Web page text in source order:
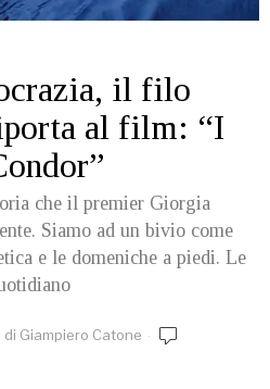
il filo
al film: “I
che il premier Giorgia
Siamo ad un bivio come
e le domeniche a piedi. Le
di Giampiero Catone